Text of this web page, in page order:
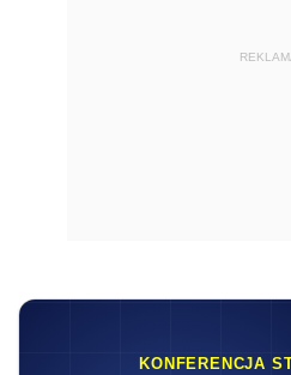
KONFERENCJA